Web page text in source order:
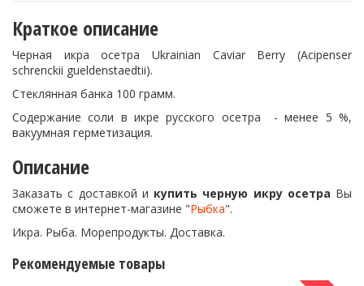
Краткое описание
Черная икра осетра Ukrainian Caviar Berry (Acipenser
schrenckii gueldenstaedtii).
Стеклянная банка 100 грамм.
Содержание соли в икре русского осетра - менее 5 %,
вакуумная герметизация.
Описание
Заказать с доставкой и купить черную икру осетра Вы
сможете в интернет-магазине "Рыбка".
Икра. Рыба. Морепродукты. Доставка.
Рекомендуемые товары